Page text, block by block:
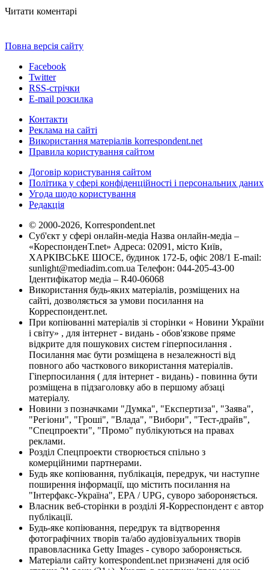
Читати коментарі
Повна версія сайту
Facebook
Twitter
RSS-стрічки
E-mail розсилка
Контакти
Реклама на сайті
Використання матеріалів korrespondent.net
Правила користування сайтом
Договір користування сайтом
Політика у сфері конфіденційності і персональних даних
Угода щодо користування
Редакція
© 2000-2026, Korrespondent.net
Суб'єкт у сфері онлайн-медіа Назва онлайн-медіа –
«КореспонденТ.net» Адреса: 02091, місто Київ,
ХАРКІВСЬКЕ ШОСЕ, будинок 172-Б, офіс 208/1 E-mail:
sunlight@mediadim.com.ua Телефон: 044-205-43-00
Ідентифікатор медіа – R40-06068
Використання будь-яких матеріалів, розміщених на
сайті, дозволяється за умови посилання на
Корреспондент.net.
При копіюванні матеріалів зі сторінки « Новини України
і світу» , для інтернет - видань - обов'язкове пряме
відкрите для пошукових систем гіперпосилання .
Посилання має бути розміщена в незалежності від
повного або часткового використання матеріалів.
Гіперпосилання ( для інтернет - видань) - повинна бути
розміщена в підзаголовку або в першому абзаці
матеріалу.
Новини з позначками "Думка", "Експертиза", "Заява",
"Регіони", "Гроші", "Влада", "Вибори", "Тест-драйв",
"Спецпроекти", "Промо" публікуються на правах
реклами.
Розділ Спецпроекти створюється спільно з
комерційними партнерами.
Будь яке копіювання, публікація, передрук, чи наступне
поширення інформації, що містить посилання на
"Інтерфакс-Україна", EPA / UPG, суворо забороняється.
Власник веб-сторінки в розділі Я-Корреспондент є автор
публікації.
Будь-яке копіювання, передрук та відтворення
фотографічних творів та/або аудіовізуальних творів
правовласника Getty Images - суворо забороняється.
Матеріали сайту korrespondent.net призначені для осіб